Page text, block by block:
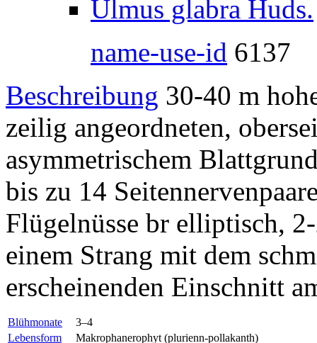
Ulmus glabra Huds.
name-use-id 6137
Beschreibung 30-40 m
zeilig angeordneten,
asymmetrischem
bis zu 14
Flügelnüsse br elliptisch,
einem Strang mit dem
erscheinenden Einschnitt
Blühmonate
3–4
Lebensform
Makrophanerophyt (plurienn-pollakanth)